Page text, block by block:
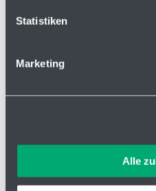
Ihr Gerät durch aktives
Erfahren Sie mehr darüber,
verarbeitet werden, und
Cookies und andere
vielen Dank für Ihr
Statistiken
Marketing
Alle